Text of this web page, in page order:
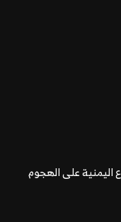
اليمنية على الهجوم